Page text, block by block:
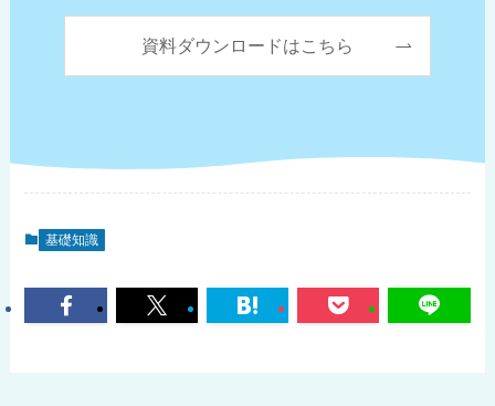
資料ダウンロードはこちら
基礎知識